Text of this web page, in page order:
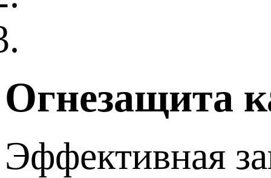
Огнезащита
Эффективная